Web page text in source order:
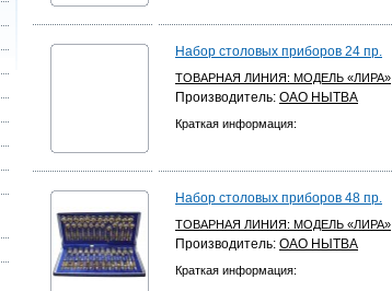
Набор столовых приборов 24 пр.
ТОВАРНАЯ ЛИНИЯ: МОДЕЛЬ «ЛИРА»
Производитель: ОАО НЫТВА
Краткая информация:
Набор столовых приборов 48 пр.
ТОВАРНАЯ ЛИНИЯ: МОДЕЛЬ «ЛИРА»
Производитель: ОАО НЫТВА
Краткая информация: